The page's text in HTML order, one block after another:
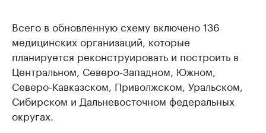
Всего в обновленную схему включено 136
медицинских организаций, которые
планируется реконструировать и построить в
Центральном, Северо-Западном, Южном,
Северо-Кавказском, Приволжском, Уральском,
Сибирском и Дальневосточном федеральных
округах.